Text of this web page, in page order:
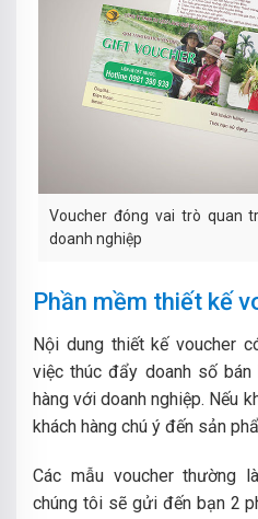
Voucher đóng vai trò quan
doanh nghiệp
Phần mềm thiết kế
Nội dung thiết kế voucher
việc thúc đẩy doanh số bán
hàng với doanh nghiệp. Nếu
khách hàng chú ý đến sản
Các mẫu voucher thường
chúng tôi sẽ gửi đến bạn 2